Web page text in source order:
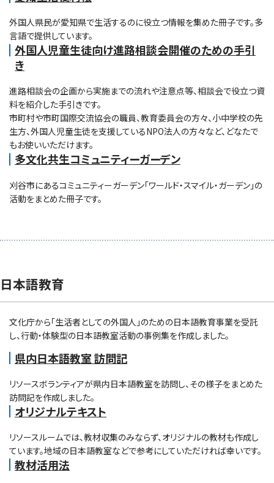
外国人県民が愛知県で生活するのに役立つ情報を集めた冊子です。多
言語で提供しています。
外国人児童生徒向け進路相談会開催のための手引
き
進路相談会の企画から実施までの流れや注意点等、相談会で役立つ資
料を紹介した手引きです。
市町村や市町国際交流協会の職員、教育委員会の方々、小中学校の先
生方、外国人児童生徒を支援しているNPO法人の方々など、どなたで
もお使いいただけます。
多文化共生コミュニティーガーデン
刈谷市にあるコミュニティーガーデン「ワールド・スマイル・ガーデン」の
活動をまとめた冊子です。
日本語教育
文化庁から「生活者としての外国人」のための日本語教育事業を受託
し、行動・体験型の日本語教室活動の事例集を作成しました。
県内日本語教室 訪問記
リソースボランティアが県内日本語教室を訪問し、その様子をまとめた
訪問記を作成しました。
オリジナルテキスト
リソースルームでは、教材収集のみならず、オリジナルの教材も作成し
ています。地域の日本語教室などで参考にしていただければ幸いです。
教材活用法